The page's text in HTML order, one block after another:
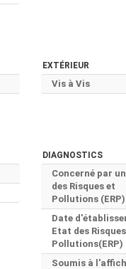
EXTÉRIEUR
Vis à Vis
DIAGNOSTICS
Concerné par
des Risques et
Pollutions (ERP)
Date
Etat des
Pollutions(ERP)
Soumis à